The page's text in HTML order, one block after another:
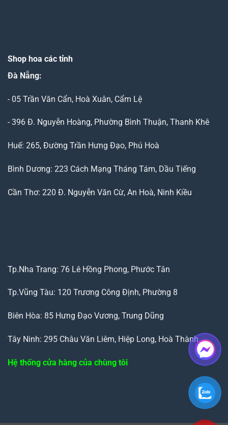
Shop hoa các tỉnh
Đà Nẵng:
- 05 Trần Văn Cẩn, Hoà Xuân, Cẩm Lệ
- 396 Đ. Nguyễn Hoàng, Phường Bình Thuận, Thanh Khê
Huế: 265, Đường Trần Hưng Đạo, Phú Hoà
Bình Dương: 223 Cách Mạng Tháng Tám, Dầu Tiếng
Cần Thơ: 220 Đ. Nguyễn Văn Cừ, An Hoà, Ninh Kiều
Tp.Nha Trang: 76 Lê Hồng Phong, Phước Tân
Tp.Vũng Tàu: 120 Trương Công Định, Phường 8
Biên Hòa: 85 Hưng Đạo Vương, Trung Dũng
Tây Ninh: 295 Châu Văn Liêm, Hiệp Long, Hoà Thành
Hệ thống cửa hàng của chùng tôi